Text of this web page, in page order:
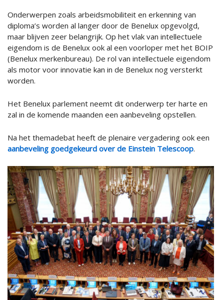
Onderwerpen zoals arbeidsmobiliteit en erkenning van
diploma’s worden al langer door de Benelux opgevolgd,
maar blijven zeer belangrijk. Op het vlak van intellectuele
eigendom is de Benelux ook al een voorloper met het BOIP
(Benelux merkenbureau). De rol van intellectuele eigendom
als motor voor innovatie kan in de Benelux nog versterkt
worden.
Het Benelux parlement neemt dit onderwerp ter harte en
zal in de komende maanden een aanbeveling opstellen.
Na het themadebat heeft de plenaire vergadering ook een
aanbeveling goedgekeurd over de Einstein Telescoop.